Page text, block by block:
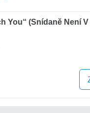
You“ (Snídaně Není V